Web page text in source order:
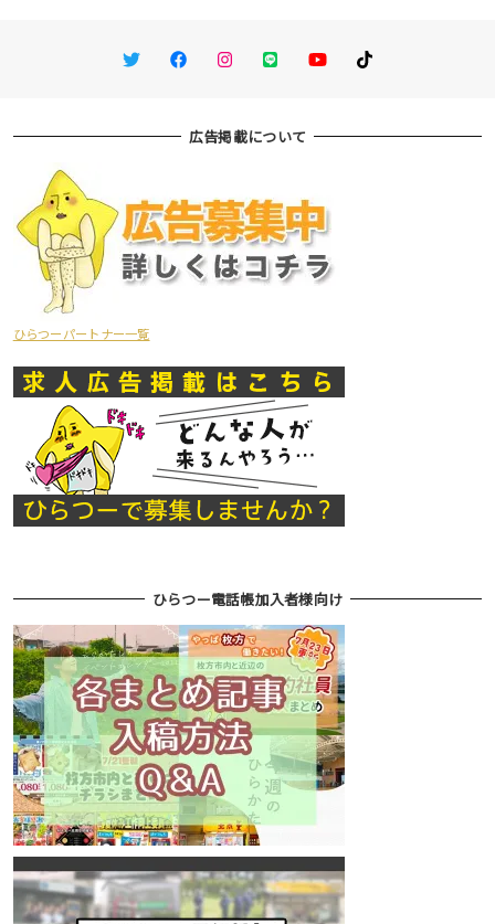
TwitterFacebookInstagram
LINE You TubeTikTok
広告掲載について
ひらつーパートナー一覧
ひらつー電話帳加入者様向け